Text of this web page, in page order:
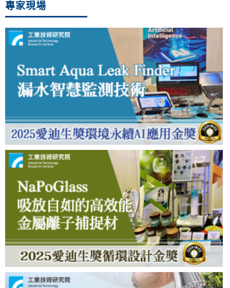
專家現場